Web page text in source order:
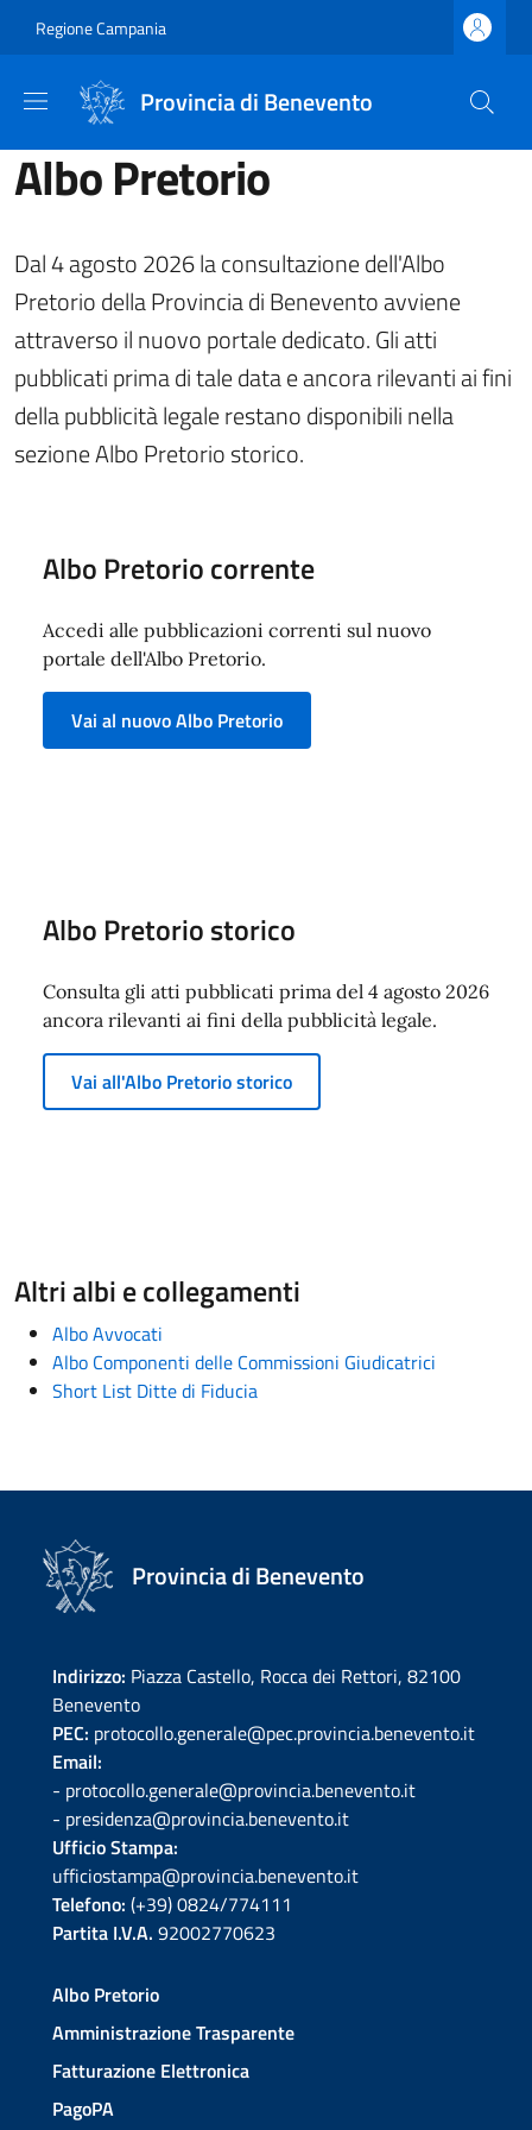
Regione Campania
Provincia di Benevento
Albo Pretorio
Dal 4 agosto 2026 la consultazione dell'Albo
Pretorio della Provincia di Benevento avviene
attraverso il nuovo portale dedicato. Gli atti
pubblicati prima di tale data e ancora rilevanti ai fini
della pubblicità legale restano disponibili nella
sezione Albo Pretorio storico.
Albo Pretorio corrente
Accedi alle pubblicazioni correnti sul nuovo
portale dell'Albo Pretorio.
Vai al nuovo Albo Pretorio
Albo Pretorio storico
Consulta gli atti pubblicati prima del 4 agosto 2026
ancora rilevanti ai fini della pubblicità legale.
Vai all'Albo Pretorio storico
Altri albi e collegamenti
Albo Avvocati
Albo Componenti delle Commissioni Giudicatrici
Short List Ditte di Fiducia
Provincia di Benevento
Indirizzo: Piazza Castello, Rocca dei Rettori, 82100
Benevento
PEC: protocollo.generale@pec.provincia.benevento.it
Email:
- protocollo.generale@provincia.benevento.it
- presidenza@provincia.benevento.it
Ufficio Stampa:
ufficiostampa@provincia.benevento.it
Telefono: (+39) 0824/774111
Partita I.V.A. 92002770623
Albo Pretorio
Amministrazione Trasparente
Fatturazione Elettronica
PagoPA